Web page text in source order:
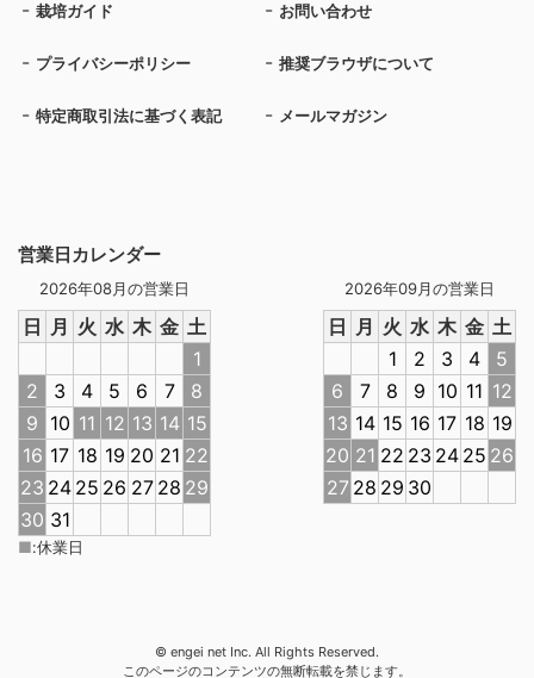
営業日カレンダー
2026年08月の営業日
日 月 火 水 木 金 土
1
2
3 4 5 6 7
8
9 10 11 12 13 14 15
16 17 18 19 20 21 22
23 24 25 26 27 28 29
30 31
2026年09月の営業日
日 月 火 水 木 金 土
1
2 3 4
5
6
7 8 9 10 11 12
13 14 15 16 17 18 19
20 21 22 23 24 25 26
27 28 29 30
■:休業日
栽培ガイド お問い合わせ
プライバシーポリシー 推奨ブラウザについて
特定商取引法に基づく表記 メールマガジン
© engei net Inc. All Rights Reserved.
このページのコンテンツの無断転載を禁じます。